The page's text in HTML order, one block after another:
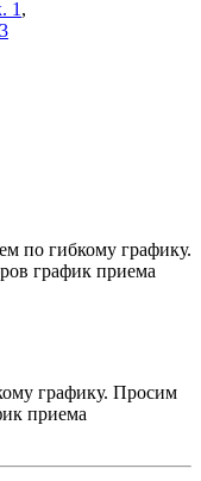
1 ,
по гибкому графику.
график приема
графику. Просим
приема